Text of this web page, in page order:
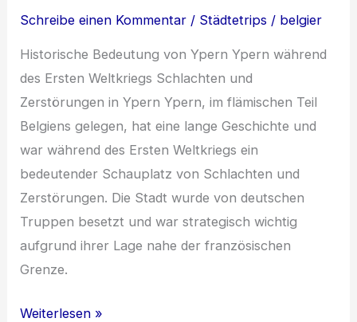
Geschichte
von
Widerstand
und
Wiederaufbau
Schreibe einen Kommentar / Städtetrips / belgier
Historische Bedeutung von Ypern Ypern während
des Ersten Weltkriegs Schlachten und
Zerstörungen in Ypern Ypern, im flämischen Teil
Belgiens gelegen, hat eine lange Geschichte und
war während des Ersten Weltkriegs ein
bedeutender Schauplatz von Schlachten und
Zerstörungen. Die Stadt wurde von deutschen
Truppen besetzt und war strategisch wichtig
aufgrund ihrer Lage nahe der französischen
Grenze.
Ypern:
Weiterlesen »